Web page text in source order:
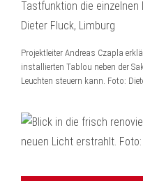
Projektleiter Andreas Czapla
installierten Tablou neben der
Leuchten steuern kann. Foto: